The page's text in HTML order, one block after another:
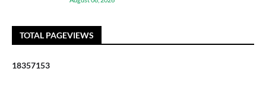
TOTAL PAGEVIEWS
18357153